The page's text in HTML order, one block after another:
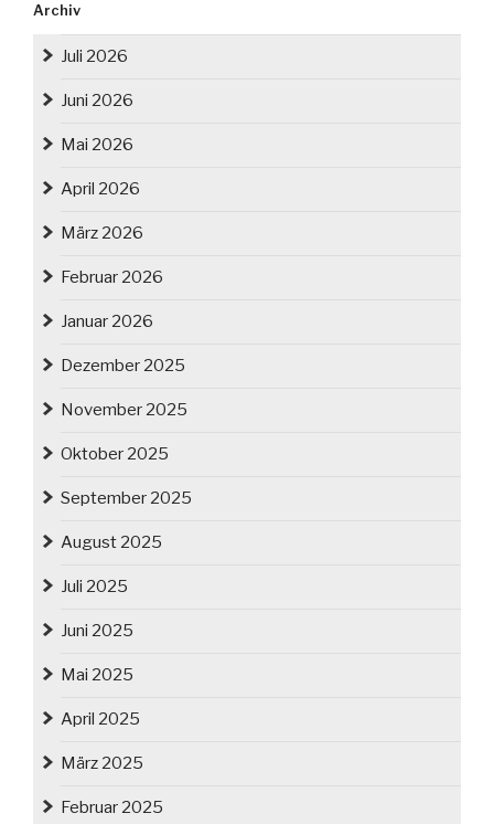
Archiv
Juli 2026
Juni 2026
Mai 2026
April 2026
März 2026
Februar 2026
Januar 2026
Dezember 2025
November 2025
Oktober 2025
September 2025
August 2025
Juli 2025
Juni 2025
Mai 2025
April 2025
März 2025
Februar 2025